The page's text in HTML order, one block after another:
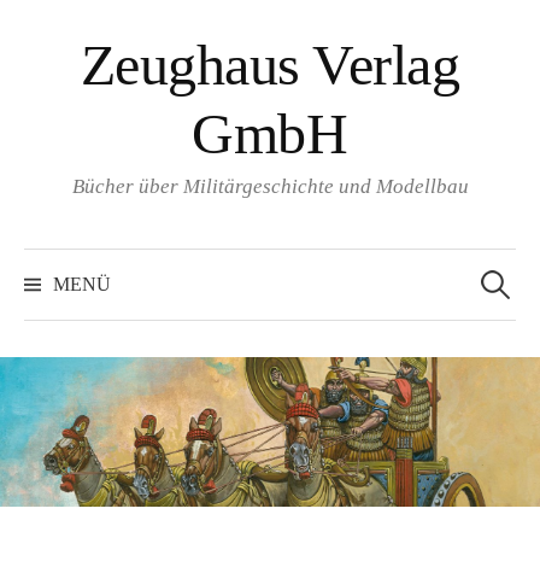
Zeughaus Verlag
GmbH
Bücher über Militärgeschichte und Modellbau
MENÜ
nach: